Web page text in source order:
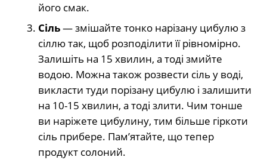
його смак.
Сіль— змішайте тонко нарізану цибулю з
сіллю так, щоб розподілити її рівномірно.
Залишіть на 15 хвилин, а тоді змийте
водою. Можна також розвести сіль у воді,
викласти туди порізану цибулю і залишити
на 10-15 хвилин, а тоді злити. Чим тонше
ви наріжете цибулину, тим більше гіркоти
сіль прибере. Пам’ятайте, що тепер
продукт солоний.